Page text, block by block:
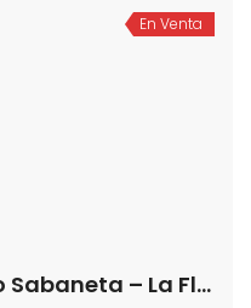
En Venta
Se vende apartamento Sabaneta – La Florida (193700635)